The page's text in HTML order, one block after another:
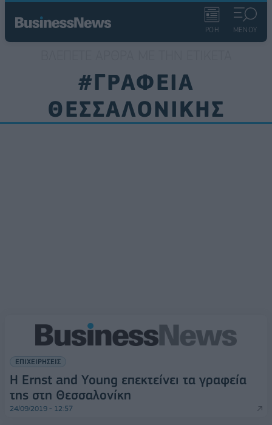
ΡΟΗ ΜΕΝΟΥ
#ΓΡΑΦΕΙΑ
ΘΕΣΣΑΛΟΝΙΚΗΣ
ΕΠΙΧΕΙΡΗΣΕΙΣ
Η Ernst and Young επεκτείνει τα γραφεία
της στη Θεσσαλονίκη
24/09/2019 - 12:57